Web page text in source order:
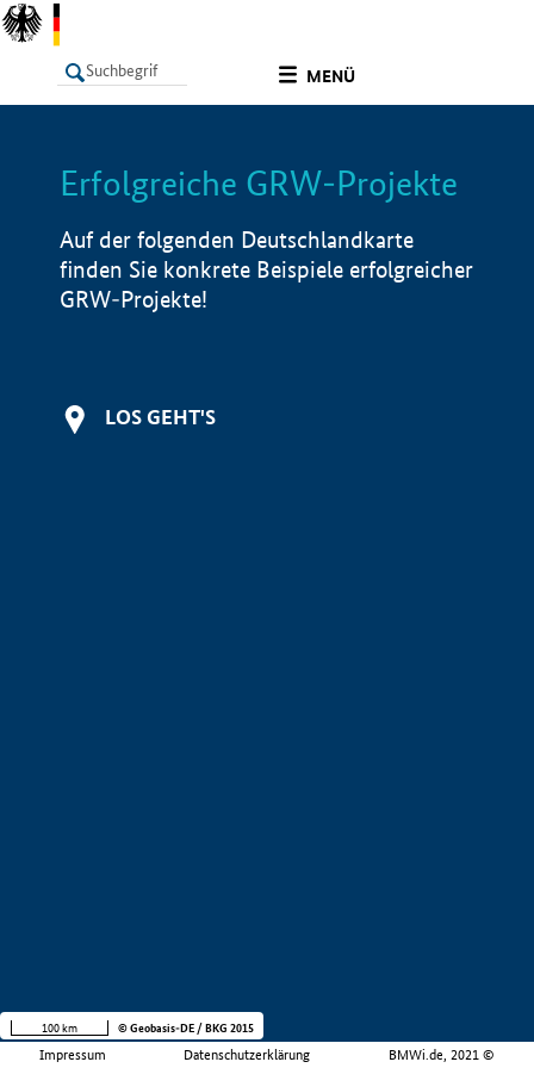
MENÜ
LISTE Info
Erfolgreiche GRW-Projekte
Auf der folgenden Deutschlandkarte
finden Sie konkrete Beispiele erfolgreicher
GRW-Projekte!
LOS GEHT'S
Impressum Datenschutzerklärung BMWi.de, 2021 ©
100 km © Geobasis-DE / BKG 2015